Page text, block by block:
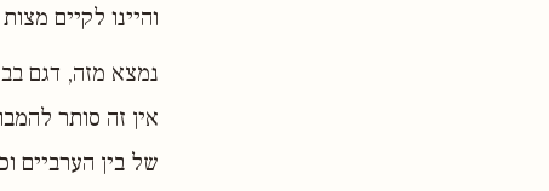
והיינו לקיים
נמצא מזה, דגם
אין זה סותר
של בין הערביים